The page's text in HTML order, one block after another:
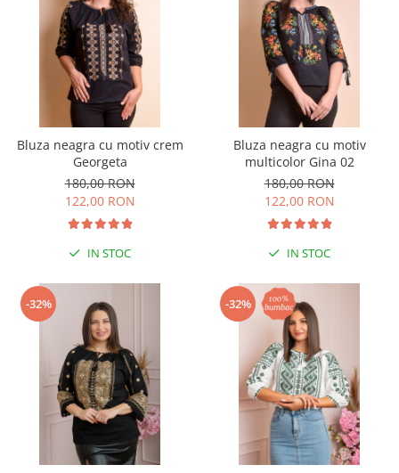
Bluza neagra cu motiv crem
Georgeta
180,00 RON
122,00 RON
IN STOC
Bluza neagra cu motiv
multicolor Gina 02
180,00 RON
122,00 RON
IN STOC
-32% -32%